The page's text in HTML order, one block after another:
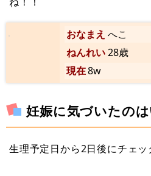
おなまえ へこ
ねんれい28歳
現在8w
妊娠に気づいたの
生理予定日から2日後にチェッ